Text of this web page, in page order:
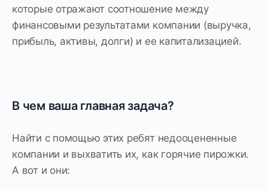
которые отражают соотношение между
финансовыми результатами компании (выручка,
прибыль, активы, долги) и ее капитализацией.
В чем ваша главная задача?
Найти с помощью этих ребят недооцененные
компании и выхватить их, как горячие пирожки.
А вот и они: